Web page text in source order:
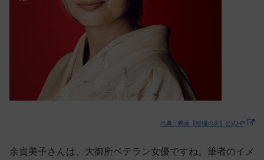
出典：映画【総理の夫】公式HP
余貴美子さんは、大御所ベテラン女優ですね。筆者のイメ